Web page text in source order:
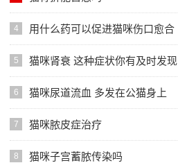
4 用什么药可以促进猫咪伤口愈合
5 猫咪肾衰 这种症状你有及时发现
吗？
6 猫咪尿道流血 多发在公猫身上
7 猫咪脓皮症治疗
8 猫咪子宫蓄脓传染吗